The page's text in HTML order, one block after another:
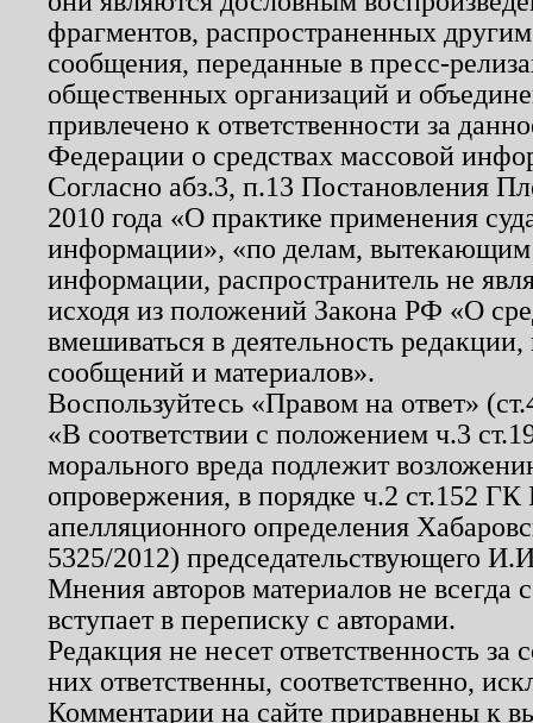
фрагментов, распространенных
сообщения, переданные в пресс-
общественных организаций и
привлечено к ответственности за
Федерации о средствах массовой
Согласно абз.3, п.13 Постановления
2010 года «О практике применения
информации», «по делам, вытекающим
информации, распространитель не
исходя из положений Закона РФ «О
вмешиваться в деятельность
сообщений и материалов».
Воспользуйтесь «Правом на ответ»
«В соответствии с положением ч.3
морального вреда подлежит
опровержения, в порядке ч.2 ст.152
апелляционного определения
5325/2012) председательствующего
Мнения авторов материалов не
вступает в переписку с авторами.
Редакция не несет ответственность
них ответственны, соответственно,
Комментарии на сайте приравнены к